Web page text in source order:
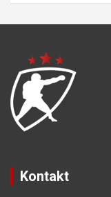
Kontakt